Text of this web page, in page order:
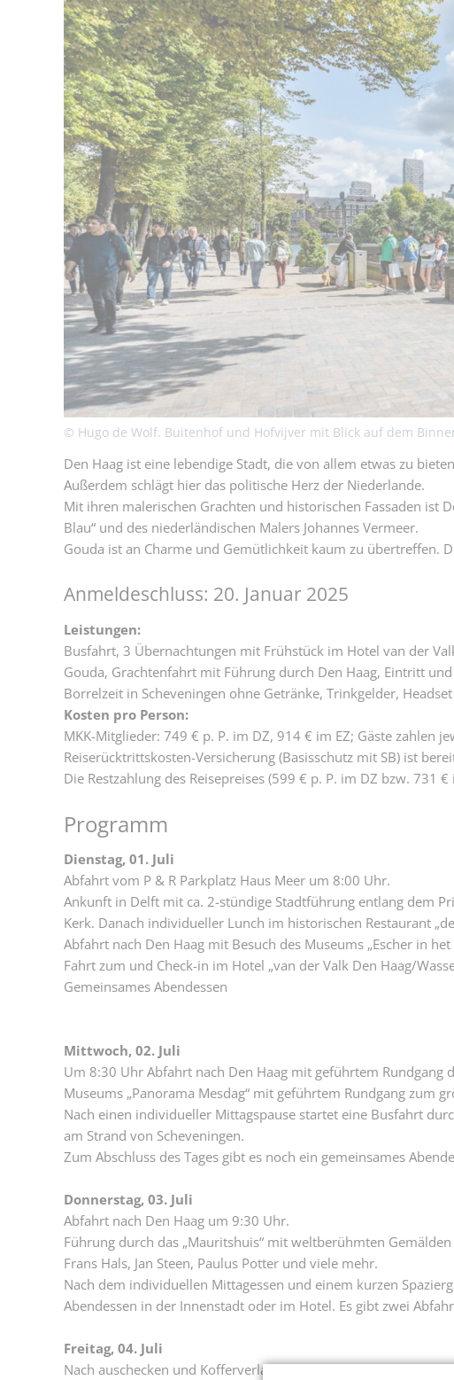
© Hugo de Wolf. Buitenhof und Hofvijver mit Blick auf dem
Den Haag ist eine lebendige Stadt, die von allem etwas zu
Außerdem schlägt hier das politische Herz der Niederlande.
Mit ihren malerischen Grachten und historischen Fassaden ist
Blau“ und des niederländischen Malers Johannes Vermeer.
Gouda ist an Charme und Gemütlichkeit kaum zu übertreffen.
Anmeldeschluss: 20. Januar 2025
Leistungen:
Busfahrt, 3 Übernachtungen mit Frühstück im Hotel van der
Gouda, Grachtenfahrt mit Führung durch Den Haag, Eintritt
Borrelzeit in Scheveningen ohne Getränke, Trinkgelder,
Kosten pro Person:
MKK-Mitglieder: 749 € p. P. im DZ, 914 € im EZ; Gäste zahlen
Reiserücktrittskosten-Versicherung (Basisschutz mit SB) ist
Die Restzahlung des Reisepreises (599 € p. P. im DZ bzw. 731
Programm
Dienstag, 01. Juli
Abfahrt vom P & R Parkplatz Haus Meer um 8:00 Uhr.
Ankunft in Delft mit ca. 2-stündige Stadtführung entlang dem
Kerk. Danach individueller Lunch im historischen Restaurant „de
Abfahrt nach Den Haag mit Besuch des Museums „Escher in het
Fahrt zum und Check-in im Hotel „van der Valk Den Haag/
Gemeinsames Abendessen
Mittwoch, 02. Juli
Um 8:30 Uhr Abfahrt nach Den Haag mit geführtem
Museums „Panorama Mesdag“ mit geführtem Rundgang zum
Nach einen individueller Mittagspause startet eine Busfahrt
am Strand von Scheveningen.
Zum Abschluss des Tages gibt es noch ein gemeinsames
Donnerstag, 03. Juli
Abfahrt nach Den Haag um 9:30 Uhr.
Führung durch das „Mauritshuis“ mit weltberühmten
Frans Hals, Jan Steen, Paulus Potter und viele mehr.
Nach dem individuellen Mittagessen und einem kurzen
Abendessen in der Innenstadt oder im Hotel. Es gibt zwei
Freitag, 04. Juli
Nach auschecken und Kofferverladung Abfahrt um 8:30 Uhr